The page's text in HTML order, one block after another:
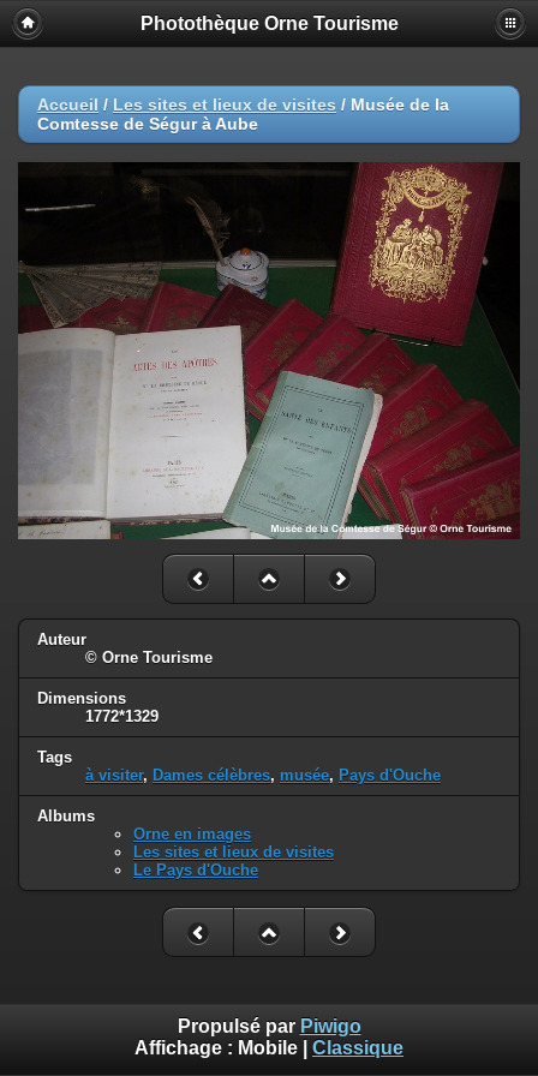
Photothèque Orne Tourisme
Accueil / Les sites et lieux de visites / Musée de la
Comtesse de Ségur à Aube
Auteur
© Orne Tourisme
Dimensions
1772*1329
Tags
à visiter, Dames célèbres, musée, Pays d'Ouche
Albums
Orne en images
Les sites et lieux de visites
Le Pays d'Ouche
Propulsé par Piwigo
Affichage : Mobile Classique